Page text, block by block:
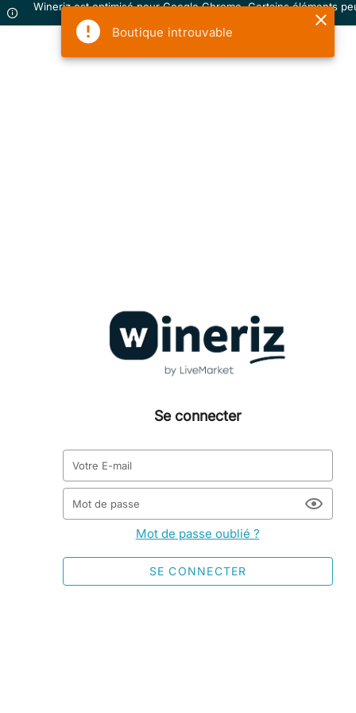
Boutique introuvable
Wineriz est optimisé pour Google Chrome. Certains éléments
ne pas s'afficher correctement sur votre navigateur.
Se connecter
Votre E-mail
Mot de passe
Mot de passe oublié ?
SE CONNECTER